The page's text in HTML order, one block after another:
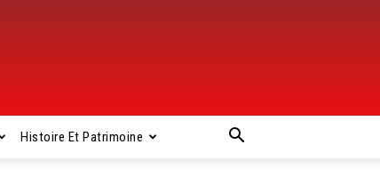
Histoire Et Patrimoine